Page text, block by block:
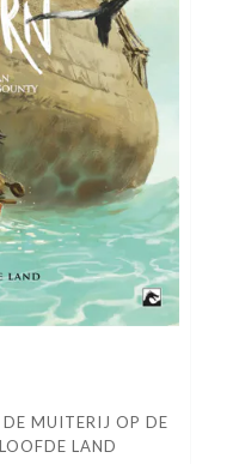
MUITERIJ OP DE
LAND